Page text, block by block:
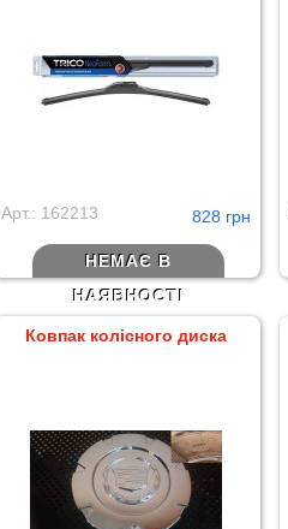
Арт.: 162213 828 грн
НЕМАЄ В
НАЯВНОСТІ
Ковпак колісного диска